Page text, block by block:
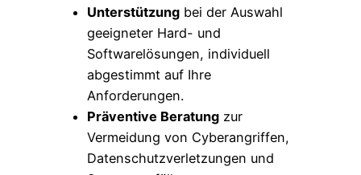
Unterstützung bei der Auswahl
geeigneter Hard- und
Softwarelösungen, individuell
abgestimmt auf Ihre
Anforderungen.
Präventive Beratung zur
Vermeidung von Cyberangriffen,
Datenschutzverletzungen und